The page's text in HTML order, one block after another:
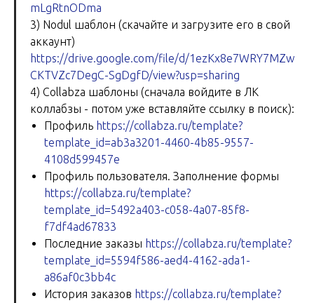
mLgRtnODma
3) Nodul шаблон (скачайте и загрузите его в свой
аккаунт)
https://drive.google.com/file/d/1ezKx8e7WRY7MZw
CKTVZc7DegC-SgDgfD/view?usp=sharing
4) Collabza шаблоны (сначала войдите в ЛК
коллабзы - потом уже вставляйте ссылку в поиск):
Профиль https://collabza.ru/template?
template_id=ab3a3201-4460-4b85-9557-
4108d599457e
Профиль пользователя. Заполнение формы
https://collabza.ru/template?
template_id=5492a403-c058-4a07-85f8-
f7df4ad67833
Последние заказы https://collabza.ru/template?
template_id=5594f586-aed4-4162-ada1-
a86af0c3bb4c
История заказов https://collabza.ru/template?